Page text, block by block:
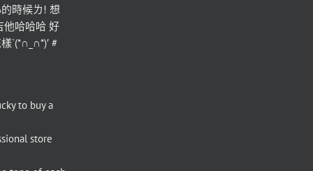
時候ㄌ! 想
他哈哈哈 好
`(*∩_∩*)′ #
to buy a
store